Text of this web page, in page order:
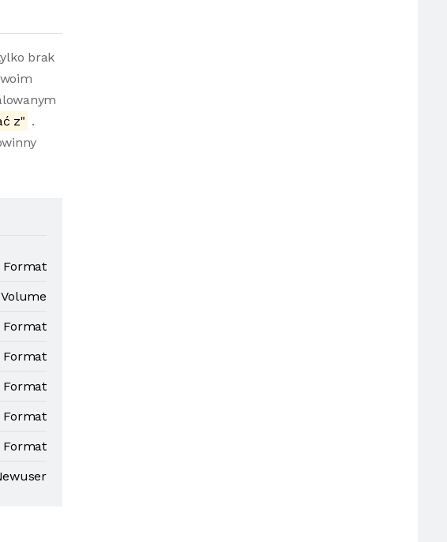
brak
z" .
Format
Volume
Format
Format
Format
Format
Format